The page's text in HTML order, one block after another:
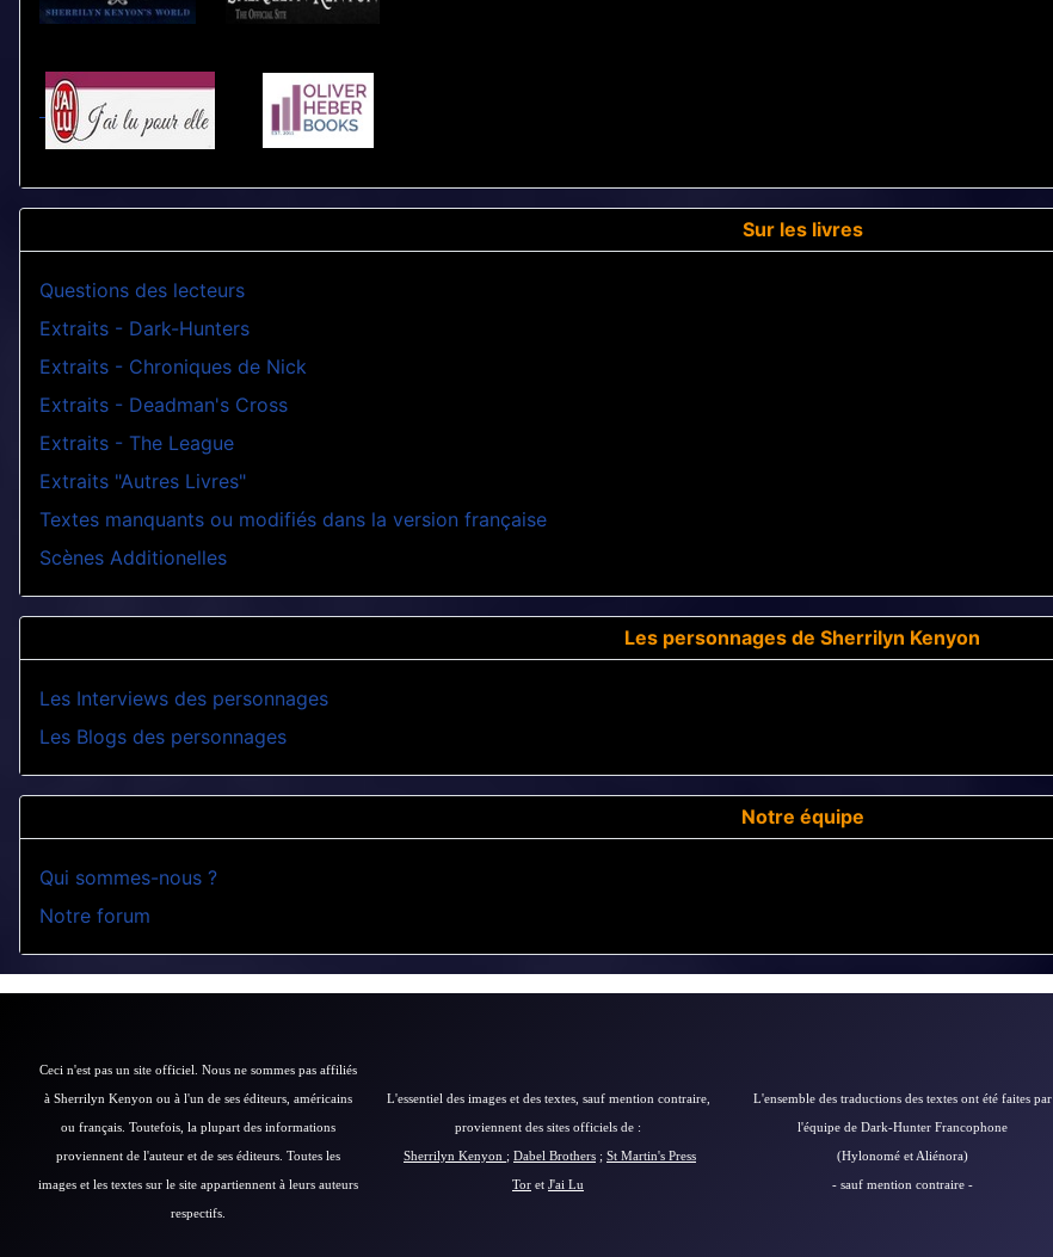
Sur les livres
Questions des lecteurs
Extraits - Dark-Hunters
Extraits - Chroniques de Nick
Extraits - Deadman's Cross
Extraits - The League
Extraits "Autres Livres"
Textes manquants ou modifiés dans la version française
Scènes Additionelles
Les personnages de Sherrilyn Kenyon
Les Interviews des personnages
Les Blogs des personnages
Notre équipe
Qui sommes-nous ?
Notre forum
Ceci n'est pas un site officiel. Nous ne sommes pas affiliés
à Sherrilyn Kenyon ou à l'un de ses éditeurs, américains
ou français. Toutefois, la plupart des informations
proviennent de l'auteur et de ses éditeurs. Toutes les
images et les textes sur le site appartiennent à leurs auteurs
respectifs.
L'essentiel des images et des textes, sauf mention contraire,
proviennent des sites officiels de :
Sherrilyn Kenyon ; Dabel Brothers ; St Martin's Press
Tor et J'ai Lu
L'ensemble des traductions des textes ont été faites par
l'équipe de Dark-Hunter Francophone
(Hylonomé et Aliénora)
- sauf mention contraire -